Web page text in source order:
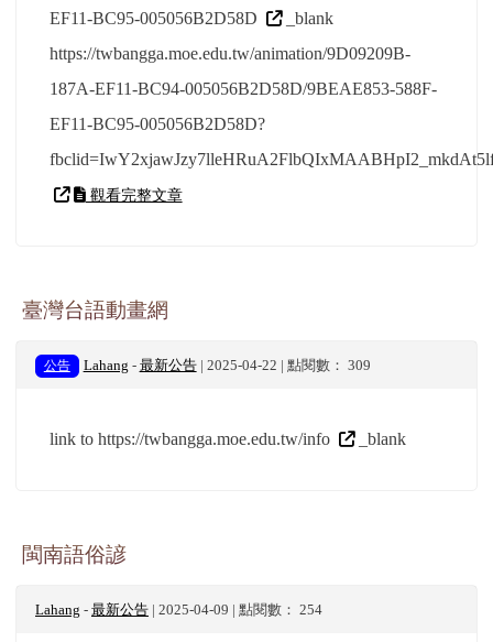
EF11-BC95-005056B2D58D
_blank
https://twbangga.moe.edu.tw/animation/9D09209B-
187A-EF11-BC94-005056B2D58D/9BEAE853-588F-
EF11-BC95-005056B2D58D?
觀看完整文章
臺灣台語動畫網
公告 Lahang - 最新公告| 2025-04-22 | 點閱數： 309
link to https://twbangga.moe.edu.tw/info _blank
閩南語俗諺
Lahang - 最新公告 | 2025-04-09 | 點閱數： 254